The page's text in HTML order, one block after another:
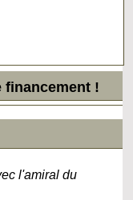
financement !
l'amiral du